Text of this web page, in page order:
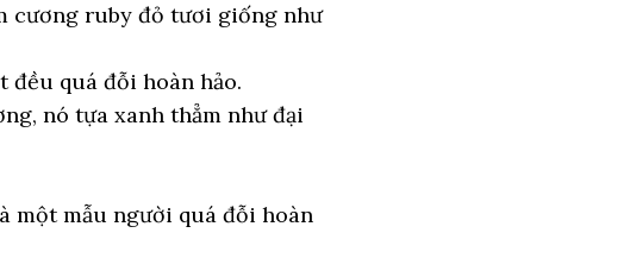
cương ruby đỏ tươi giống như
quá đỗi hoàn hảo.
nó tựa xanh thẳm như đại
một mẫu người quá đỗi hoàn